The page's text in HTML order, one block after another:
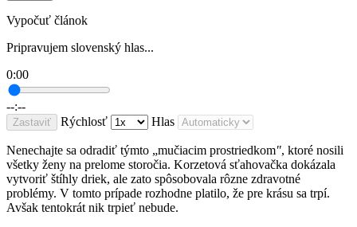
Vypočuť článok
Pripravujem slovenský hlas...
0:00
--:--
Zastaviť Rýchlosť Hlas
Nenechajte sa odradiť týmto „mučiacim prostriedkom", ktoré nosili
všetky ženy na prelome storočia. Korzetová sťahovačka dokázala
vytvoriť štíhly driek, ale zato spôsobovala rôzne zdravotné
problémy. V tomto prípade rozhodne platilo, že pre krásu sa trpí.
Avšak tentokrát nik trpieť nebude.